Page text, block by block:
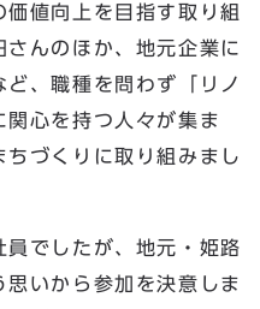
値向上を目指す取り組
んのほか、地元企業に
、職種を問わず「リノ
心を持つ人々が集ま
ちづくりに取り組みまし
でしたが、地元・姫路
いから参加を決意しま